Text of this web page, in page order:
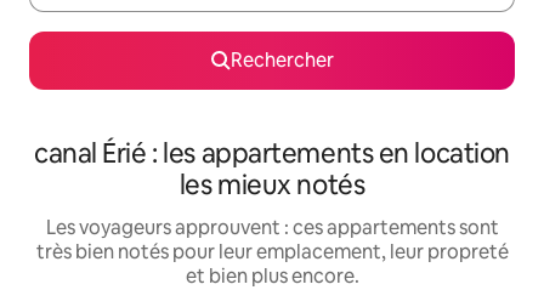
Rechercher
canal Érié : les appartements en location
les mieux notés
Les voyageurs approuvent : ces appartements sont
très bien notés pour leur emplacement, leur propreté
et bien plus encore.